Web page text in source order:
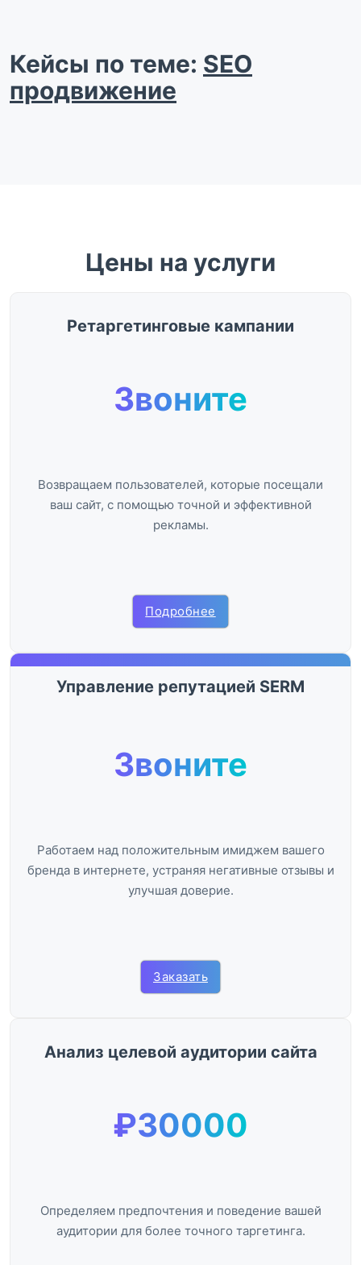
Кейсы по теме: SEO
продвижение
Цены на услуги
Ретаргетинговые кампании
Звоните
Возвращаем пользователей, которые посещали
ваш сайт, с помощью точной и эффективной
рекламы.
Подробнее
Управление репутацией SERM
Звоните
Работаем над положительным имиджем вашего
бренда в интернете, устраняя негативные отзывы и
улучшая доверие.
Заказать
Анализ целевой аудитории сайта
₽30000
Определяем предпочтения и поведение вашей
аудитории для более точного таргетинга.